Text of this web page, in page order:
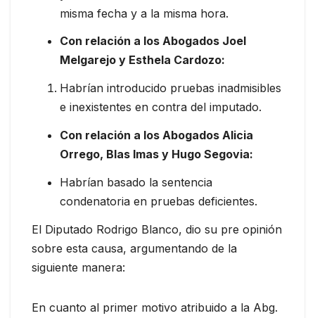
misma fecha y a la misma hora.
Con relación a los Abogados Joel
Melgarejo y Esthela Cardozo:
Habrían introducido pruebas inadmisibles
e inexistentes en contra del imputado.
Con relación a los Abogados Alicia
Orrego, Blas Imas y Hugo Segovia:
Habrían basado la sentencia
condenatoria en pruebas deficientes.
El Diputado Rodrigo Blanco, dio su pre opinión
sobre esta causa, argumentando de la
siguiente manera:
En cuanto al primer motivo atribuido a la Abg.